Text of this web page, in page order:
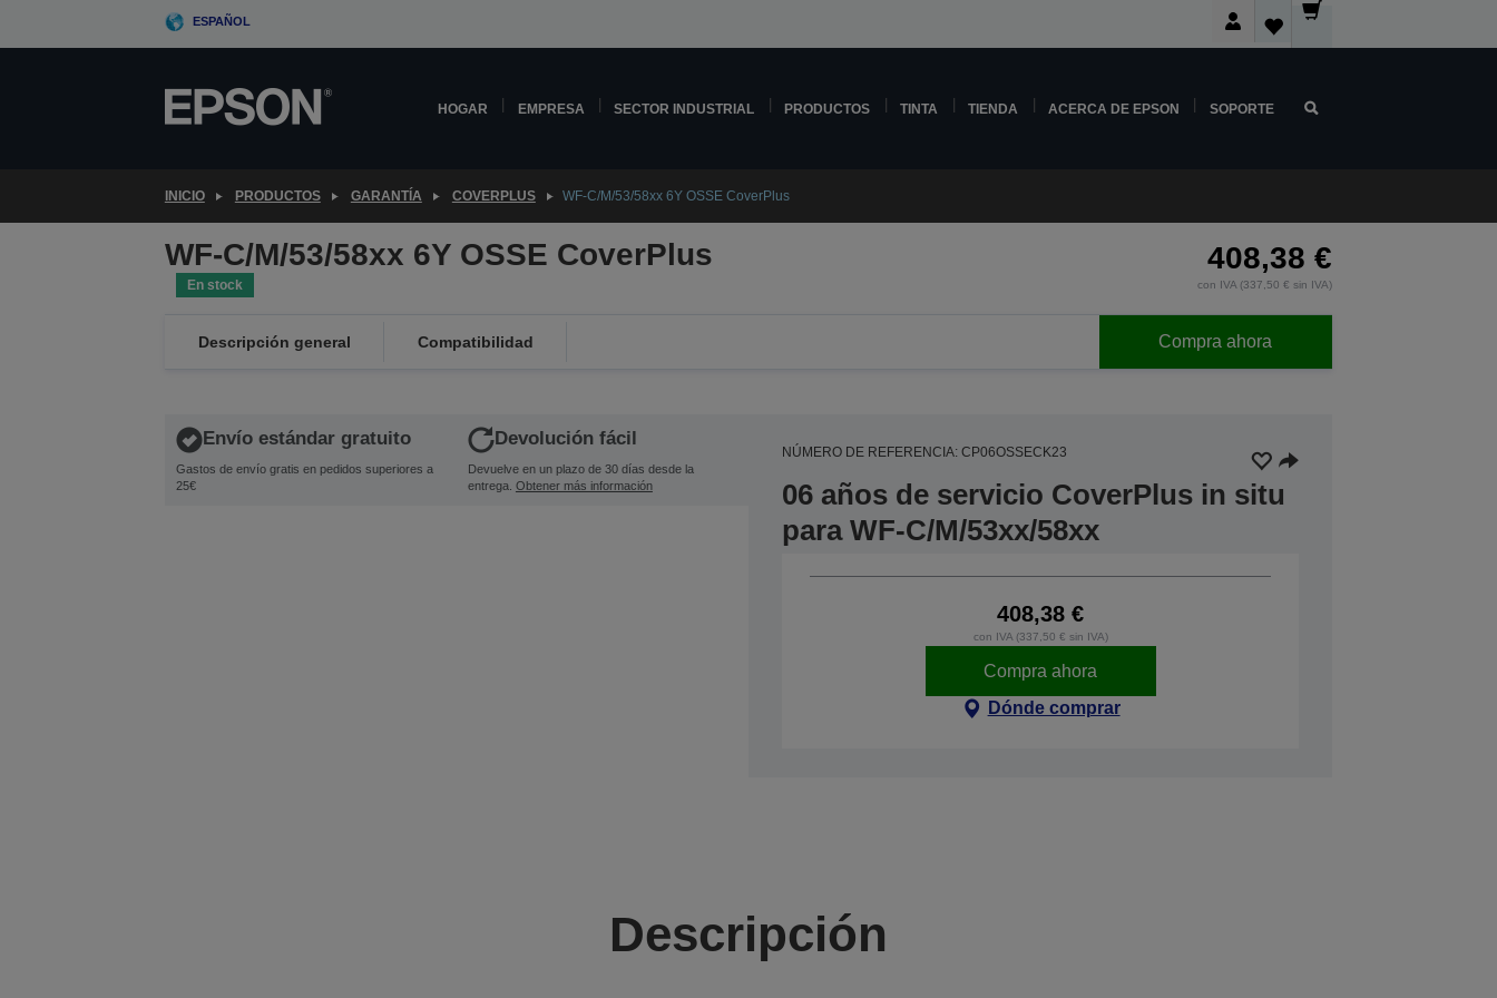
ESPAÑOL
HOGAR EMPRESA SECTOR INDUSTRIAL PRODUCTOS TINTA TIENDA ACERCA DE EPSON SOPORTE
INICIO PRODUCTOS GARANTÍA COVERPLUS WF-C/M/53/58xx 6Y OSSE CoverPlus
WF-C/M/53/58xx 6Y OSSE CoverPlus
En stock
408,38 €
con IVA (337,50 € sin IVA)
Descripción general Compatibilidad Compra ahora
Envío estándar gratuito
Gastos de envío gratis en pedidos superiores a
25€
Devolución fácil
Devuelve en un plazo de 30 días desde la
entrega. Obtener más información
NÚMERO DE REFERENCIA: CP06OSSECK23
06 años de servicio CoverPlus in situ
para WF-C/M/53xx/58xx
408,38 €
con IVA (337,50 € sin IVA)
Compra ahora
Dónde comprar
Descripción